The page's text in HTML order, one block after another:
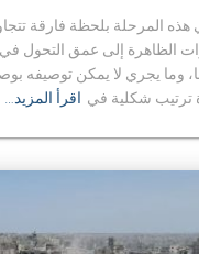
هذه المرحلة بلحظة فارقة
الظاهرة إلى عمق التحول
وما يجري لا يمكن توصيفه
ترتيب شكلية في اقرأ المزيد…